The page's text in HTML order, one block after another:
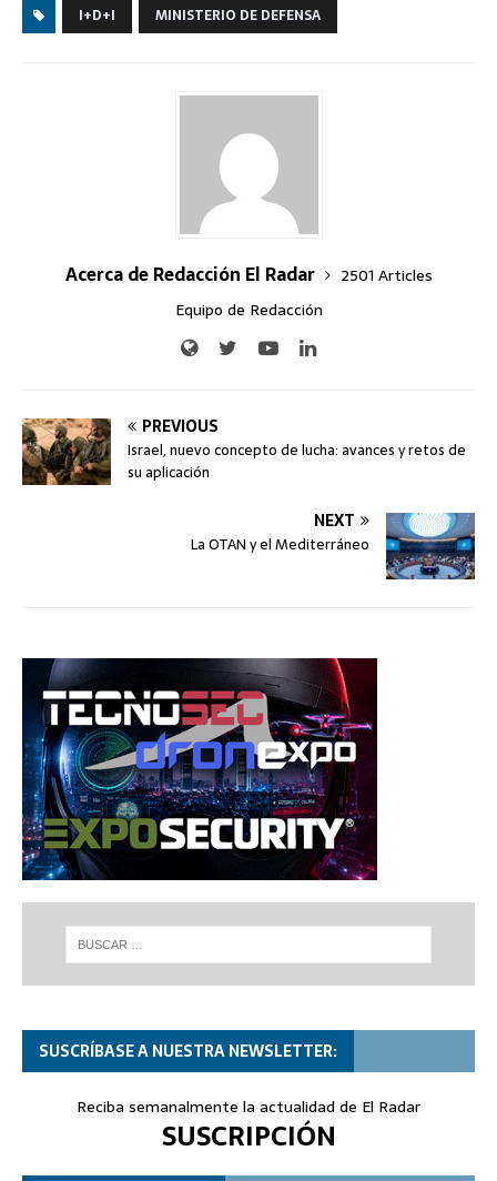
I+D+I MINISTERIO DE DEFENSA
Acerca de Redacción El Radar
2501 Articles
Equipo de Redacción
PREVIOUS
Israel, nuevo concepto de lucha: avances y retos de
su aplicación
NEXT
La OTAN y el Mediterráneo
SUSCRÍBASE A NUESTRA NEWSLETTER:
Reciba semanalmente la actualidad de El Radar
SUSCRIPCIÓN